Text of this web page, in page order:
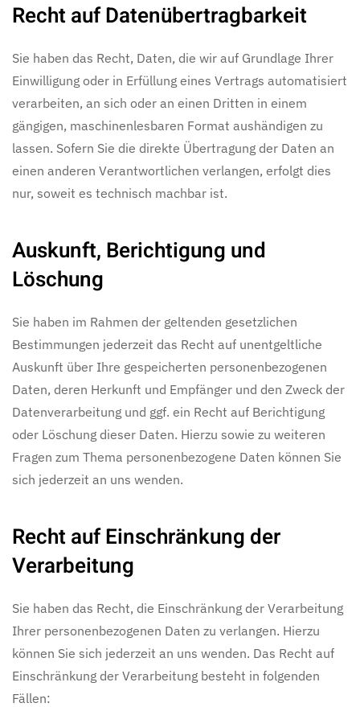
Recht auf Daten­übertrag­barkeit
Sie haben das Recht, Daten, die wir auf Grundlage Ihrer
Einwilligung oder in Erfüllung eines Vertrags automatisiert
verarbeiten, an sich oder an einen Dritten in einem
gängigen, maschinenlesbaren Format aushändigen zu
lassen. Sofern Sie die direkte Übertragung der Daten an
einen anderen Verantwortlichen verlangen, erfolgt dies
nur, soweit es technisch machbar ist.
Auskunft, Berichtigung und
Löschung
Sie haben im Rahmen der geltenden gesetzlichen
Bestimmungen jederzeit das Recht auf unentgeltliche
Auskunft über Ihre gespeicherten personenbezogenen
Daten, deren Herkunft und Empfänger und den Zweck der
Datenverarbeitung und ggf. ein Recht auf Berichtigung
oder Löschung dieser Daten. Hierzu sowie zu weiteren
Fragen zum Thema personenbezogene Daten können Sie
sich jederzeit an uns wenden.
Recht auf Einschränkung der
Verarbeitung
Sie haben das Recht, die Einschränkung der Verarbeitung
Ihrer personenbezogenen Daten zu verlangen. Hierzu
können Sie sich jederzeit an uns wenden. Das Recht auf
Einschränkung der Verarbeitung besteht in folgenden
Fällen: